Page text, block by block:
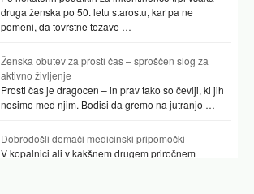
druga ženska po 50. letu starostu, kar pa ne
pomeni, da tovrstne težave …
Ženska obutev za prosti čas – sproščen slog za
aktivno življenje
Prosti čas je dragocen – in prav tako so čevlji, ki jih
nosimo med njim. Bodisi da gremo na jutranjo …
Dobrodošli domači medicinski pripomočki
V kopalnici ali v kakšnem drugem priročnem